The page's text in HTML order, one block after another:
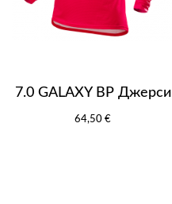
7.0 GALAXY BP Джерси
64,50 €